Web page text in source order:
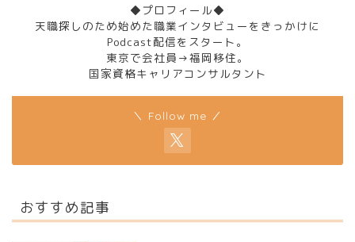
◆プロフィール◆
天職探しのため始めた職業インタビューをきっかけに
Podcast配信をスタート。
東京で会社員→福岡移住。
国家資格キャリアコンサルタント
＼ Follow me ／
おすすめ記事